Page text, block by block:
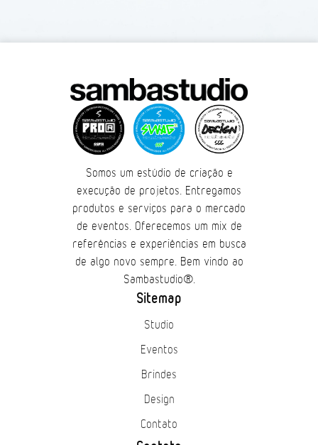
Somos um estúdio de criação e
execução de projetos. Entregamos
produtos e serviços para o mercado
de eventos. Oferecemos um mix de
referências e experiências em busca
de algo novo sempre. Bem vindo ao
Sambastudio®.
Sitemap
Studio
Eventos
Brindes
Design
Contato